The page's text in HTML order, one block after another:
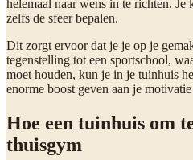
helemaal naar wens in te richten.
zelfs de sfeer bepalen.
Dit zorgt ervoor dat je je op je
tegenstelling tot een sportschool,
moet houden, kun je in je tuinhuis
enorme boost geven aan je
Hoe een tuinhuis om
thuisgym